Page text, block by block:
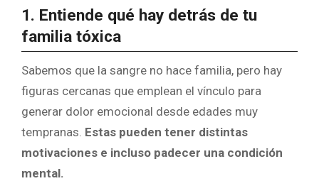
1. Entiende qué hay detrás de tu
familia tóxica
Sabemos que la sangre no hace familia, pero hay
figuras cercanas que emplean el vínculo para
generar dolor emocional desde edades muy
tempranas. Estas pueden tener distintas
motivaciones e incluso padecer una condición
mental.